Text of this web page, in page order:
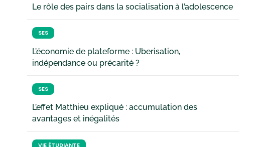
Le rôle des pairs dans la socialisation à l’adolescence
SES
L’économie de plateforme : Uberisation,
indépendance ou précarité ?
SES
L’effet Matthieu expliqué : accumulation des
avantages et inégalités
VIE ÉTUDIANTE